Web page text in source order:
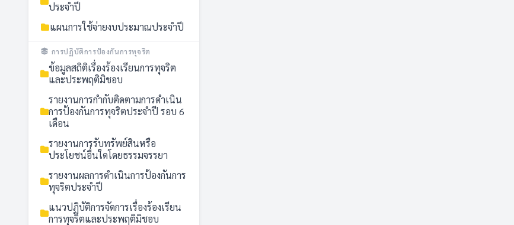
ประจำปี
แผนการใช้จ่ายงบประมาณประจำปี
การปฏิบัติการป้องกันการทุจริต
ข้อมูลสถิติเรื่องร้องเรียนการทุจริต
และประพฤติมิชอบ
รายงานการกำกับติดตามการดำเนิน
การป้องกันการทุจริตประจำปี รอบ 6
เดือน
รายงานการรับทรัพย์สินหรือ
ประโยชน์อื่นใดโดยธรรมจรรยา
รายงานผลการดำเนินการป้องกันการ
ทุจริตประจำปี
แนวปฏิบัติการจัดการเรื่องร้องเรียน
การทุจริตและประพฤติมิชอบ